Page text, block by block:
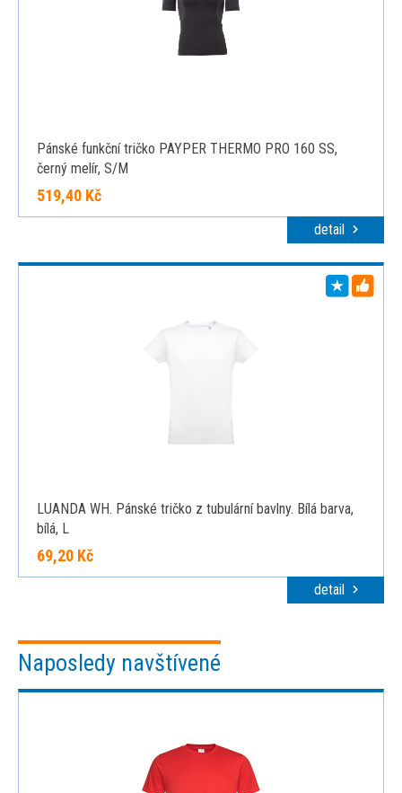
Pánské funkční tričko PAYPER THERMO PRO 160 SS,
černý melír, S/M
519,40 Kč
detail
LUANDA WH. Pánské tričko z tubulární bavlny. Bílá barva,
bílá, L
69,20 Kč
detail
Naposledy navštívené